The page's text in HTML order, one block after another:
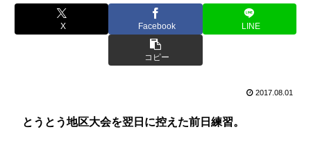
X Facebook LINE
コピー
2017.08.01
とうとう地区大会を翌日に控えた前日練習。